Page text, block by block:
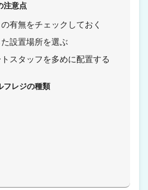
注意点
有無をチェックしておく
設置場所を選ぶ
スタッフを多めに配置する
フレジの種類